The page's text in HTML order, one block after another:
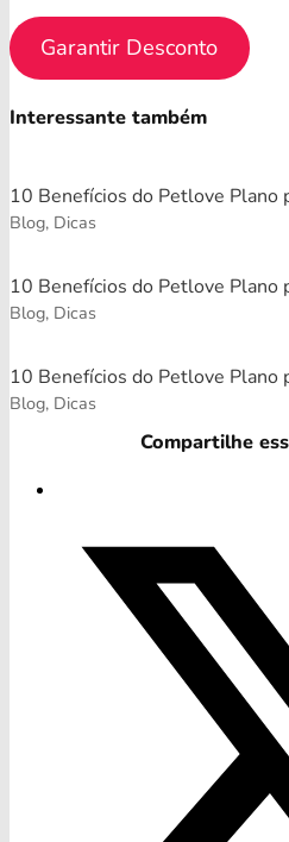
Garantir Desconto
Interessante também
10 Benefícios do Petlove Plano
Blog, Dicas
10 Benefícios do Petlove Plano
Blog, Dicas
10 Benefícios do Petlove Plano
Blog, Dicas
Compartilhe